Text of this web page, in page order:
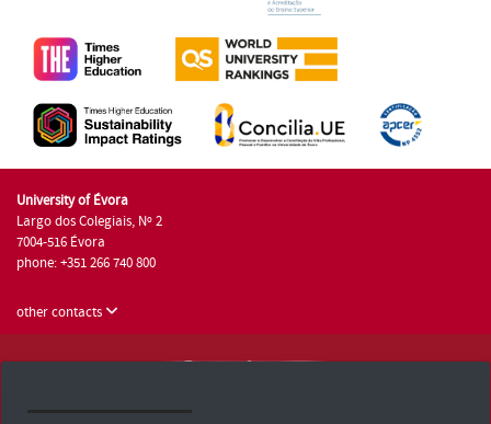
University of Évora
Largo dos Colegiais, Nº 2
7004-516 Évora
phone: +351 266 740 800
other contacts